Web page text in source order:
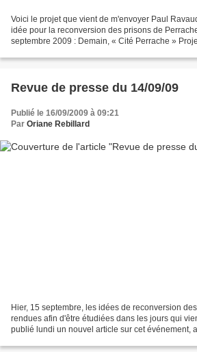
Voici le projet que vient de m'envoyer Paul
idée pour la reconversion des prisons de
septembre 2009 : Demain, « Cité Perrache »
Revue de presse du 14/09/09
Publié le 16/09/2009 à 09:21
Par Oriane Rebillard
Hier, 15 septembre, les idées de reconversion
rendues afin d'être étudiées dans les jours qui
publié lundi un nouvel article sur cet événement,